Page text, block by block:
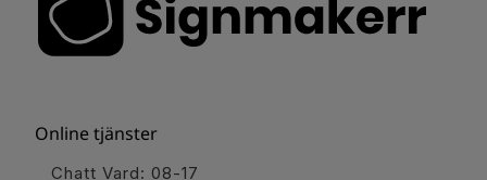
Online tjänster
Chatt Vard: 08-17